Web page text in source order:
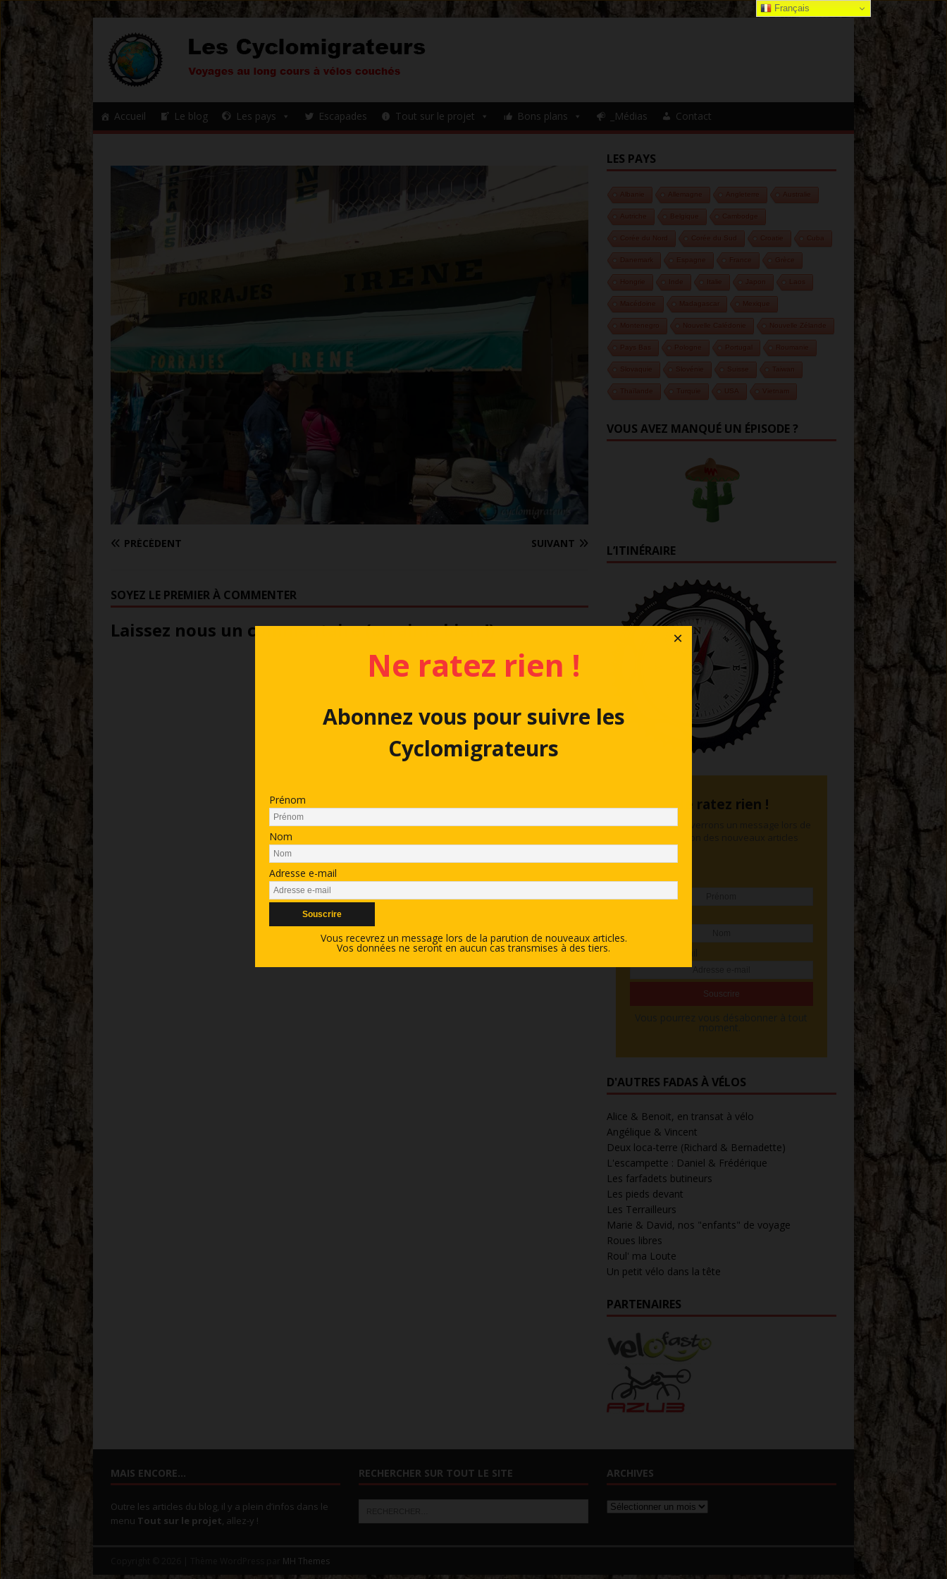
Accueil Le blog Les pays Escapades Tout sur le projet Bons plans _Médias Contact
PRÉCÉDENT SUIVANT
SOYEZ LE PREMIER À COMMENTER
Laissez nous un commentaire (on aime bien !)
LES PAYS
Albanie Allemagne Angleterre Australie
Autriche Belgique
Corée du Nord Corée du Sud
Danemark Espagne France Grèce
Hongrie
Macédoine Madagascar Mexique
Montenegro Nouvelle Calédonie Nouvelle Zélande
Pays Bas Pologne Portugal Roumanie
Slovaquie Slovénie Suisse Taiwan
Thaïlande USA Vietnam
VOUS AVEZ MANQUÉ UN ÉPISODE ?
L’ITINÉRAIRE
Ne ratez rien !
Nous vous enverrons un message lors de
Prénom
D'AUTRES FADAS À VÉLOS
Alice & Benoit, en transat à vélo
Angélique & Vincent
Deux loca-terre (Richard & Bernadette)
L'escampette : Daniel & Frédérique
Les farfadets butineurs
Les pieds devant
Les Terrailleurs
Marie & David, nos "enfants" de voyage
Roues libres
Roul' ma Loute
Un petit vélo dans la tête
PARTENAIRES
MAIS ENCORE…
Outre les articles du blog, il y a plein d’infos dans le
menu Tout sur le projet, allez-y !
RECHERCHER SUR TOUT LE SITE ARCHIVES
MH Themes
Ne ratez rien !
Abonnez vous pour suivre les
Cyclomigrateurs
Prénom
Nom
Adresse e-mail
Vous recevrez un message lors de la parution de nouveaux articles.
Vos données ne seront en aucun cas transmises à des tiers.
×
Français